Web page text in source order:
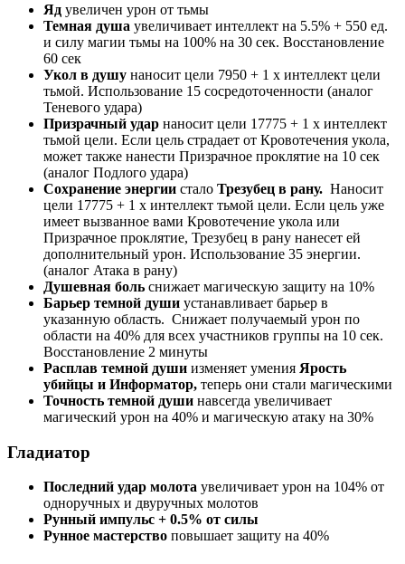
Яд увеличен урон от тьмы
Темная душа увеличивает интеллект на 5.5% + 550 ед.
и силу магии тьмы на 100% на 30 сек. Восстановление
60 сек
Укол в душу наносит цели 7950 + 1 х интеллект цели
тьмой. Использование 15 сосредоточенности (аналог
Теневого удара)
Призрачный удар наносит цели 17775 + 1 х интеллект
тьмой цели. Если цель страдает от Кровотечения укола,
может также нанести Призрачное проклятие на 10 сек
(аналог Подлого удара)
Сохранение энергии стало Трезубец в рану. Наносит
цели 17775 + 1 х интеллект тьмой цели. Если цель уже
имеет вызванное вами Кровотечение укола или
Призрачное проклятие, Трезубец в рану нанесет ей
дополнительный урон. Использование 35 энергии.
(аналог Атака в рану)
Душевная боль снижает магическую защиту на 10%
Барьер темной души устанавливает барьер в
указанную область. Снижает получаемый урон по
области на 40% для всех участников группы на 10 сек.
Восстановление 2 минуты
Расплав темной души изменяет умения Ярость
убийцы и Информатор, теперь они стали магическими
Точность темной души навсегда увеличивает
магический урон на 40% и магическую атаку на 30%
Гладиатор
Последний удар молота увеличивает урон на 104% от
одноручных и двуручных молотов
Рунный импульс + 0.5% от силы
Рунное мастерство повышает защиту на 40%